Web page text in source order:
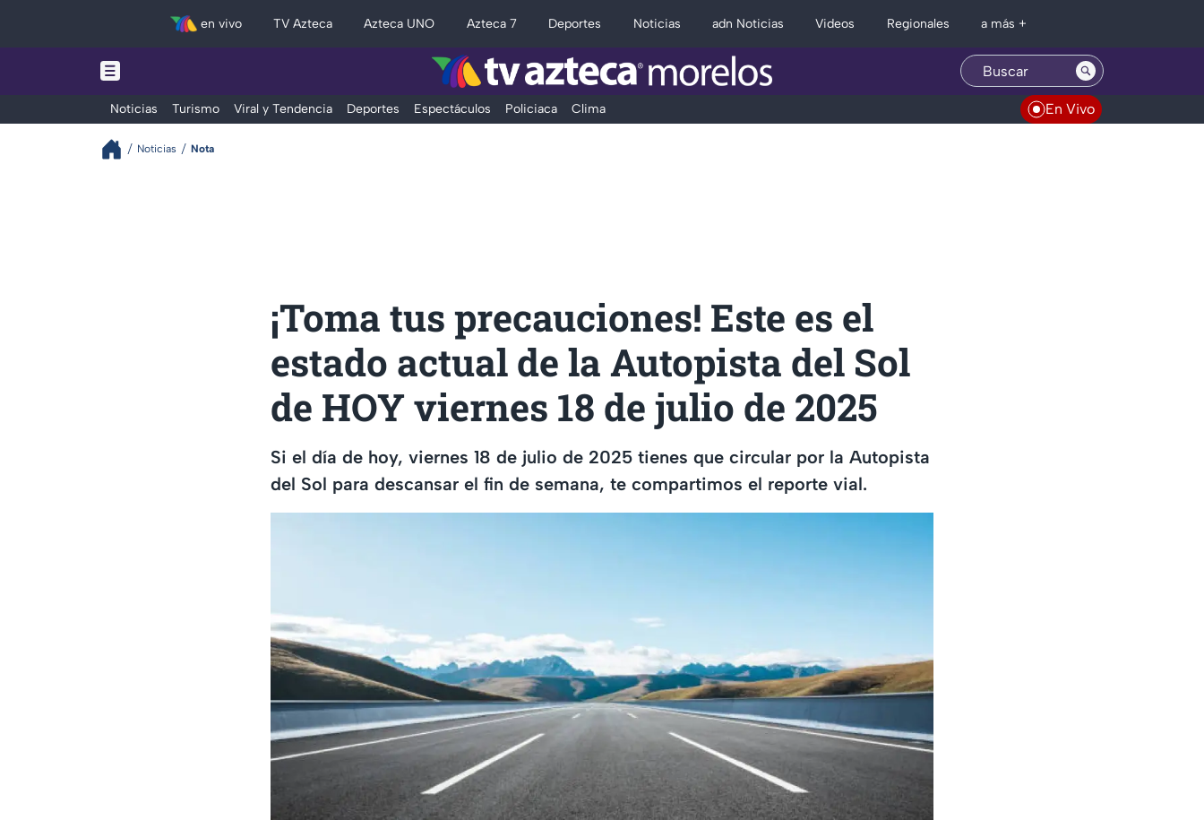
en vivo TV Azteca Azteca UNO Azteca 7 Deportes Noticias adn Noticias Videos Regionales a más +
Noticias Turismo Viral y Tendencia Deportes Espectáculos Policiaca Clima En Vivo
Noticias Nota
¡Toma tus precauciones! Este es el
estado actual de la Autopista del Sol
de HOY viernes 18 de julio de 2025
Si el día de hoy, viernes 18 de julio de 2025 tienes que circular por la Autopista
del Sol para descansar el fin de semana, te compartimos el reporte vial.